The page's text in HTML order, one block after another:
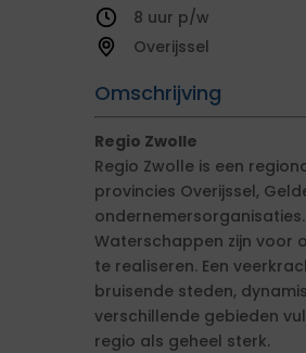
8
Overijssel
Omschrijving
Regio Zwolle
Regio Zwolle is een
provincies Overijssel,
Waterschappen zijn voor
te realiseren. Een
bruisende steden,
verschillende gebieden
regio als geheel sterk.